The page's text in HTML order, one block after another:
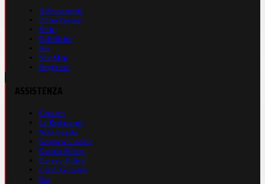
Abbonamenti
Prima Pagina
Store
Pubblicità
Rss
Site Map
Registrati
Contatti
La Redazione
Nota Legale
Gestione Cookie
Cookie Policy
Privacy Policy
Cond. Generali
Faq